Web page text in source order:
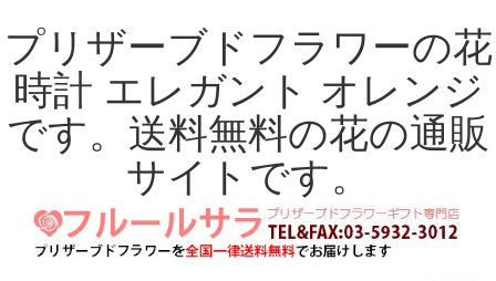
プリザーブドフラワーの花
時計 エレガント オレンジ
です。送料無料の花の通販
サイトです。